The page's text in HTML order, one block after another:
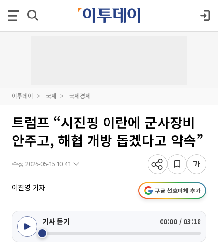
이투데이 국제 국제경제
트럼프 “시진핑 이란에 군사장비
안주고, 해협 개방 돕겠다고 약속”
수정 2026-05-15 10:41
이진영 기자 구글 선호매체 추가
기사 듣기 00:00 / 03:18